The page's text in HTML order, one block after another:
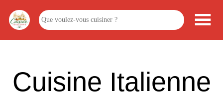
Cuisine Italienne